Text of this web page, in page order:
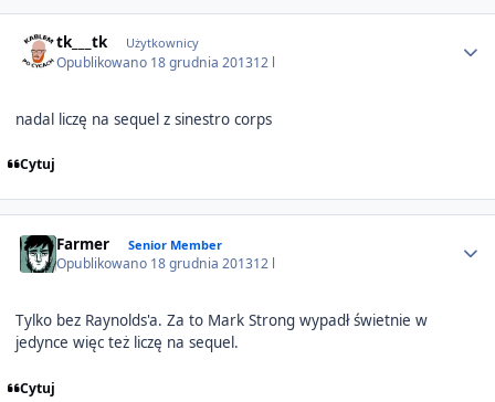
tk___tk Użytkownicy
Opublikowano 18 grudnia 201312 l
nadal liczę na sequel z sinestro corps
Cytuj
Farmer Senior Member
Opublikowano 18 grudnia 201312 l
Tylko bez Raynolds'a. Za to Mark Strong wypadł świetnie w
jedynce więc też liczę na sequel.
Cytuj